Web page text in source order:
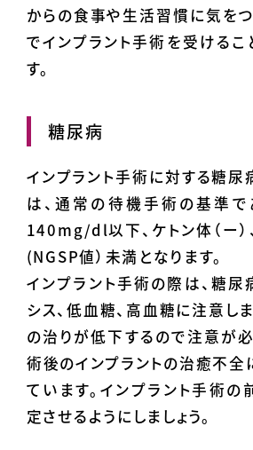
からの食事や生活習慣に気を
でインプラント手術を受けるこ
す。
糖尿病
インプラント手術に対する糖尿
は、通常の待機手術の基準
140mg/dl以下、ケトン体（ー
(NGSP値）未満となります。
インプラント手術の際は、糖尿
シス、低血糖、高血糖に注意し
の治りが低下するので注意が必
術後のインプラントの治癒不全
ています。インプラント手術の
定させるようにしましょう。